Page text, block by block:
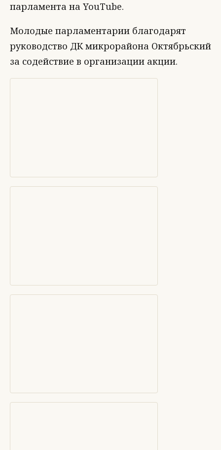
парламента на YouTube.
Молодые парламентарии благодарят
руководство ДК микрорайона Октябрьский
за содействие в организации акции.